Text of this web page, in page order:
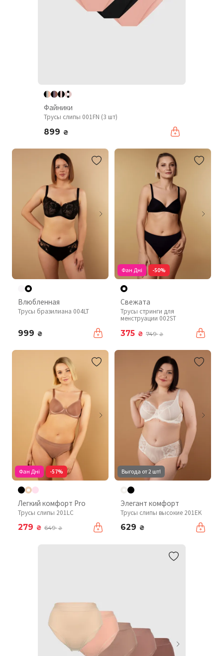
Файники
Трусы слипы 001FN (3 шт)
899 ₴
Влюбленная
Трусы бразилиана 004LT
999 ₴
Фан Дні -50%
Свежата
Трусы стринги для
менструации 002ST
375 ₴ 749₴
Фан Дні -57%
Легкий комфорт Pro
Трусы слипы 201LC
279 ₴ 649₴
Выгода от 2 шт!
Элегант комфорт
Трусы слипы высокие 201EK
629 ₴